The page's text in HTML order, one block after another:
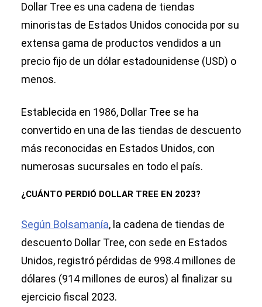
Dollar Tree es una cadena de tiendas
minoristas de Estados Unidos conocida por su
extensa gama de productos vendidos a un
precio fijo de un dólar estadounidense (USD) o
menos.
Establecida en 1986, Dollar Tree se ha
convertido en una de las tiendas de descuento
más reconocidas en Estados Unidos, con
numerosas sucursales en todo el país.
¿CUÁNTO PERDIÓ DOLLAR TREE EN 2023?
Según Bolsamanía, la cadena de tiendas de
descuento Dollar Tree, con sede en Estados
Unidos, registró pérdidas de 998.4 millones de
dólares (914 millones de euros) al finalizar su
ejercicio fiscal 2023.